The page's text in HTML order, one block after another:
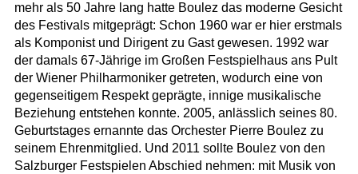
mehr als 50 Jahre lang hatte Boulez das moderne Gesicht
des Festivals mitgeprägt: Schon 1960 war er hier erstmals
als Komponist und Dirigent zu Gast gewesen. 1992 war
der damals 67-Jährige im Großen Festspielhaus ans Pult
der Wiener Philharmoniker getreten, wodurch eine von
gegenseitigem Respekt geprägte, innige musikalische
Beziehung entstehen konnte. 2005, anlässlich seines 80.
Geburtstages ernannte das Orchester Pierre Boulez zu
seinem Ehrenmitglied. Und 2011 sollte Boulez von den
Salzburger Festspielen Abschied nehmen: mit Musik von